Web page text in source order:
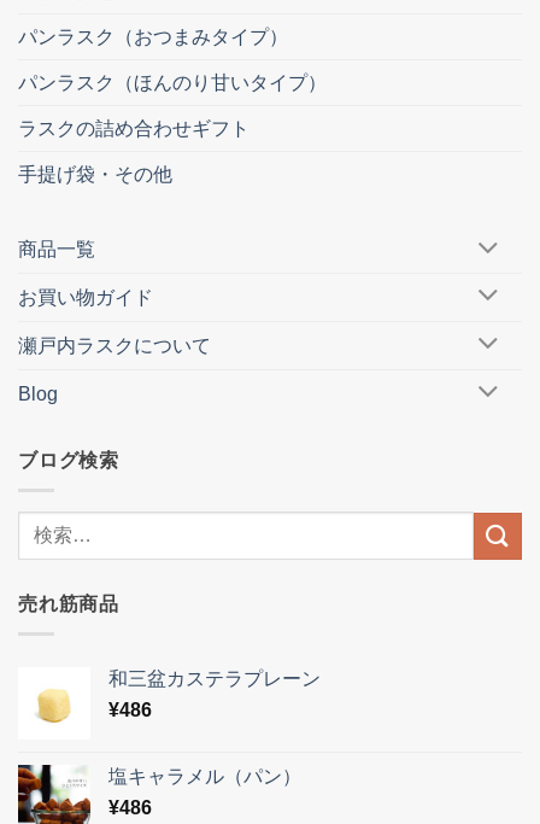
パンラスク（おつまみタイプ）
パンラスク（ほんのり甘いタイプ）
ラスクの詰め合わせギフト
手提げ袋・その他
商品一覧
お買い物ガイド
瀬戸内ラスクについて
Blog
ブログ検索
売れ筋商品
和三盆カステラプレーン
¥486
塩キャラメル（パン）
¥486